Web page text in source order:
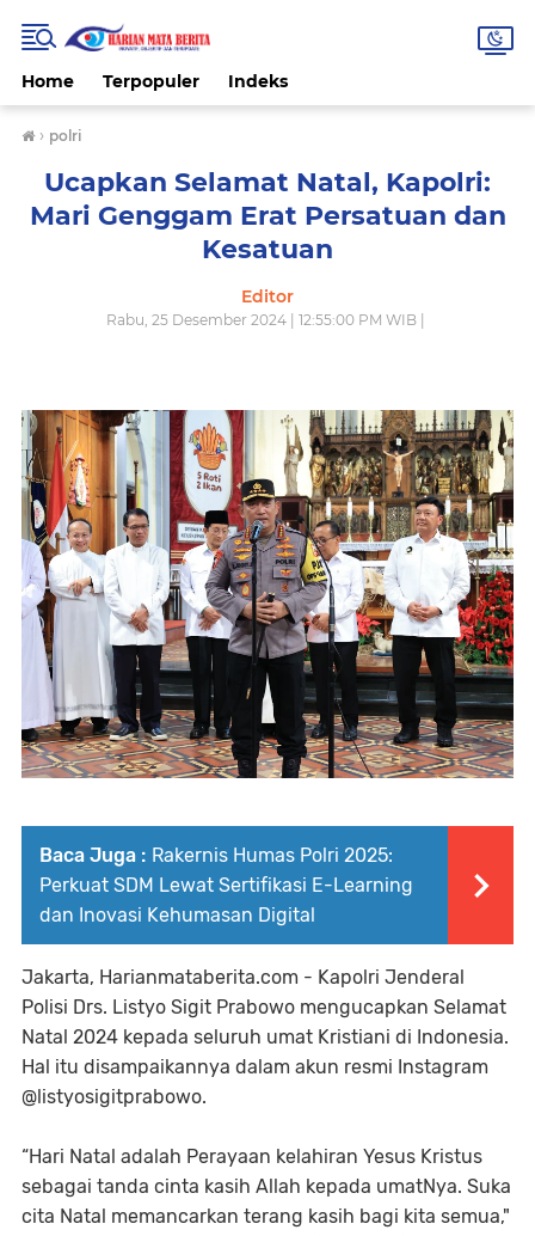
Home Terpopuler Indeks
› polri
Ucapkan Selamat Natal, Kapolri:
Mari Genggam Erat Persatuan dan
Kesatuan
Editor
Rabu, 25 Desember 2024 | 12:55:00 PM WIB |
Baca Juga : Rakernis Humas Polri 2025:
Perkuat SDM Lewat Sertifikasi E-Learning
dan Inovasi Kehumasan Digital
Jakarta, Harianmataberita.com - Kapolri Jenderal
Polisi Drs. Listyo Sigit Prabowo mengucapkan Selamat
Natal 2024 kepada seluruh umat Kristiani di Indonesia.
Hal itu disampaikannya dalam akun resmi Instagram
@listyosigitprabowo.
“Hari Natal adalah Perayaan kelahiran Yesus Kristus
sebagai tanda cinta kasih Allah kepada umatNya. Suka
cita Natal memancarkan terang kasih bagi kita semua,"